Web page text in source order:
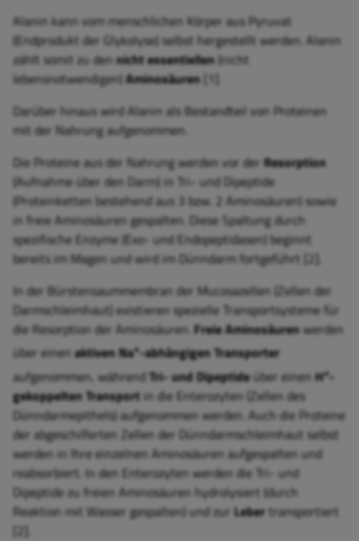
Alanin kann vom menschlichen Körper aus Pyruvat
(Endprodukt der Glykolyse) selbst hergestellt werden. Alanin
zählt somit zu dennicht essentiellen(nicht
lebensnotwendigen)Aminosäuren[1].
Darüber hinaus wird Alanin als Bestandteil von Proteinen
mit der Nahrung aufgenommen.
Die Proteine aus der Nahrung werden vor derResorption
(Aufnahme über den Darm) in Tri- und Dipeptide
(Proteinketten bestehend aus 3 bzw. 2 Aminosäuren) sowie
in freie Aminosäuren gespalten. Diese Spaltung durch
spezifische Enzyme (Exo- und Endopeptidasen) beginnt
bereits im Magen und wird im Dünndarm fortgeführt [2].
In der Bürstensaummembran der Mucosazellen (Zellen der
Darmschleimhaut) existieren spezielle Transportsysteme für
die Resorption der Aminosäuren.Freie Aminosäurenwerden
über einenaktiven Na+-abhängigen Transporter
aufgenommen, währendTri- und Dipeptideüber einenH+-
gekoppelten Transport in die Enterozyten (Zellen des
Dünndarmepithels) aufgenommen werden. Auch die Proteine
der abgeschilferten Zellen der Dünndarmschleimhaut selbst
werden in Ihre einzelnen Aminosäuren aufgespalten und
reabsorbiert. In den Enterozyten werden die Tri- und
Dipeptide zu freien Aminosäuren hydrolysiert (durch
Reaktion mit Wasser gespalten) und zurLebertransportiert
[2].